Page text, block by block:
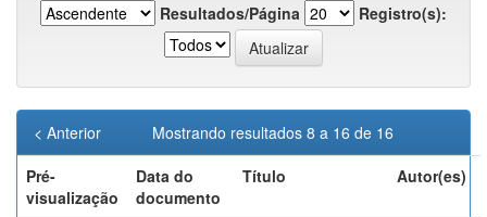
Resultados/Página
Registro(s):
Mostrando resultados 8 a 16 de 16
< Anterior
Pré-
visualização
Data do
documento
Título Autor(es)